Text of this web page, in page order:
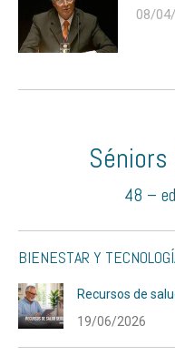
08/
48 –
BIENESTAR Y
Recursos de
19/06/2026